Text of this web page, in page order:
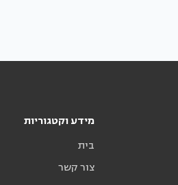
מידע וקטגוריות
בית
צור קשר